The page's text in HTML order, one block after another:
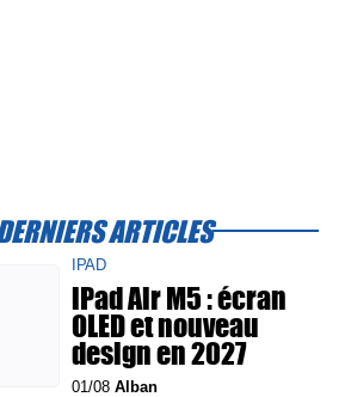
ARTICLES
IPAD
iPad Air M5 : écran
OLED et nouveau
design en 2027
01/08Alban